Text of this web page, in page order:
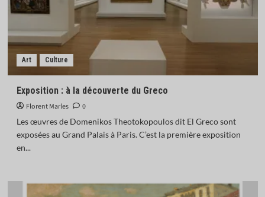
Art Culture
Exposition : à la découverte du Greco
Florent Marles
0
Les œuvres de Domenikos Theotokopoulos dit El Greco sont
exposées au Grand Palais à Paris. C’est la première exposition
en...